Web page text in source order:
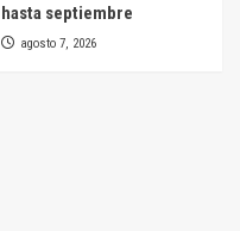
hasta septiembre
agosto 7, 2026